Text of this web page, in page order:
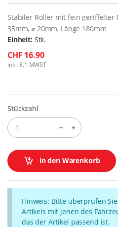
Stabiler Roller mit fein geriffelter
35mm, ⌀ 20mm, Länge 180mm
Einheit: Stk.
CHF 16.90
inkl. 8.1 MWST
Stückzahl
in den Warenkorb
Hinweis: Bitte überprüfen
Artikels mit jenen des
das der Artikel passend ist.